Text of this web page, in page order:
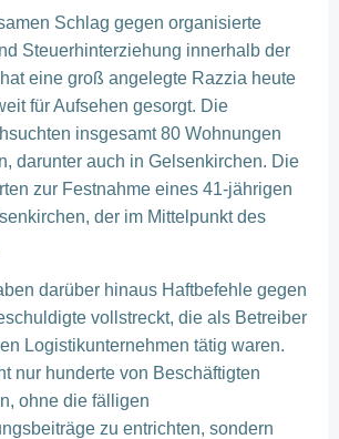
Schlag gegen organisierte
Steuerhinterziehung innerhalb der
eine groß angelegte Razzia heute
für Aufsehen gesorgt. Die
insgesamt 80 Wohnungen
darunter auch in Gelsenkirchen. Die
zur Festnahme eines 41-jährigen
der im Mittelpunkt des
darüber hinaus Haftbefehle gegen
vollstreckt, die als Betreiber
Logistikunternehmen tätig waren.
nur hunderte von Beschäftigten
ohne die fälligen
zu entrichten, sondern